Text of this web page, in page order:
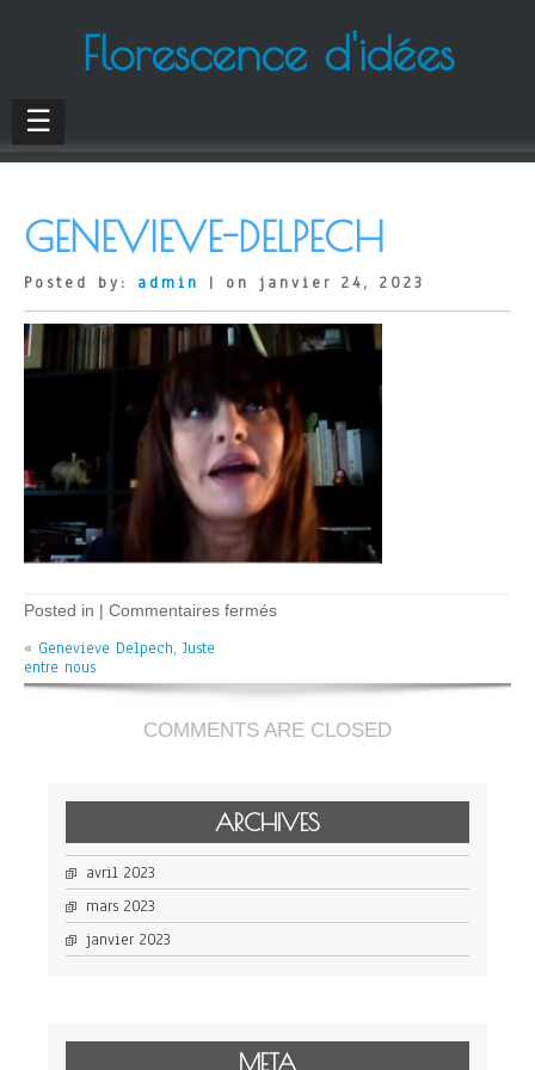
Florescence d'idées
☰
GENEVIEVE-DELPECH
Posted by: admin | on janvier 24, 2023
Posted in | Commentaires ferméssur
« Genevieve Delpech, Juste
entre nous
COMMENTS ARE CLOSED
ARCHIVES
avril 2023
mars 2023
janvier 2023
META